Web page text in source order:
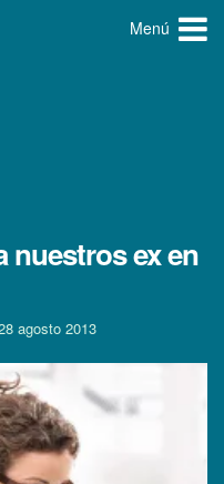
Menú
nuestros ex en
agosto 2013